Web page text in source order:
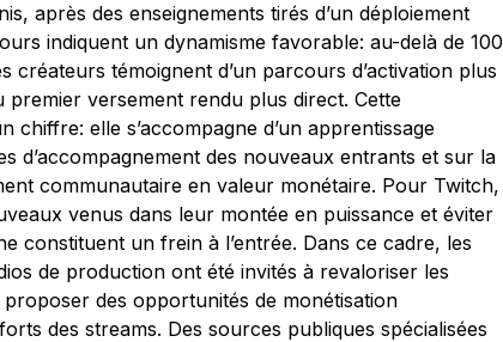
après des enseignements tirés d’un déploiement
indiquent un dynamisme favorable: au-delà de 100
créateurs témoignent d’un parcours d’activation plus
premier versement rendu plus direct. Cette
chiffre: elle s’accompagne d’un apprentissage
d’accompagnement des nouveaux entrants et sur la
communautaire en valeur monétaire. Pour Twitch,
venus dans leur montée en puissance et éviter
constituent un frein à l’entrée. Dans ce cadre, les
de production ont été invités à revaloriser les
des opportunités de monétisation
des streams. Des sources publiques spécialisées